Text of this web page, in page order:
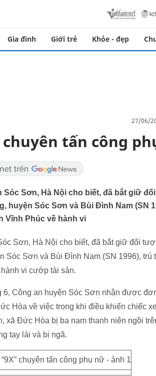
Gia đình Giới trẻ Khỏe - đẹp
27/06/
tấn công
Sóc Sơn, Hà Nội cho biết, đã bắt giữ
huyện Sóc Sơn và Bùi Đình Nam (SN
Vĩnh Phúc về hành vi
Sơn, Hà Nội cho biết, đã bắt giữ đối
Sóc Sơn và Bùi Đình Nam (SN 1996), trú
vi cướp tài sản.
Công an huyện Sóc Sơn nhận được
Hòa về việc trong khi điều khiển chiếc
xã Đức Hòa bị ba nam thanh niên ngồi
tay lái và bị ngã.